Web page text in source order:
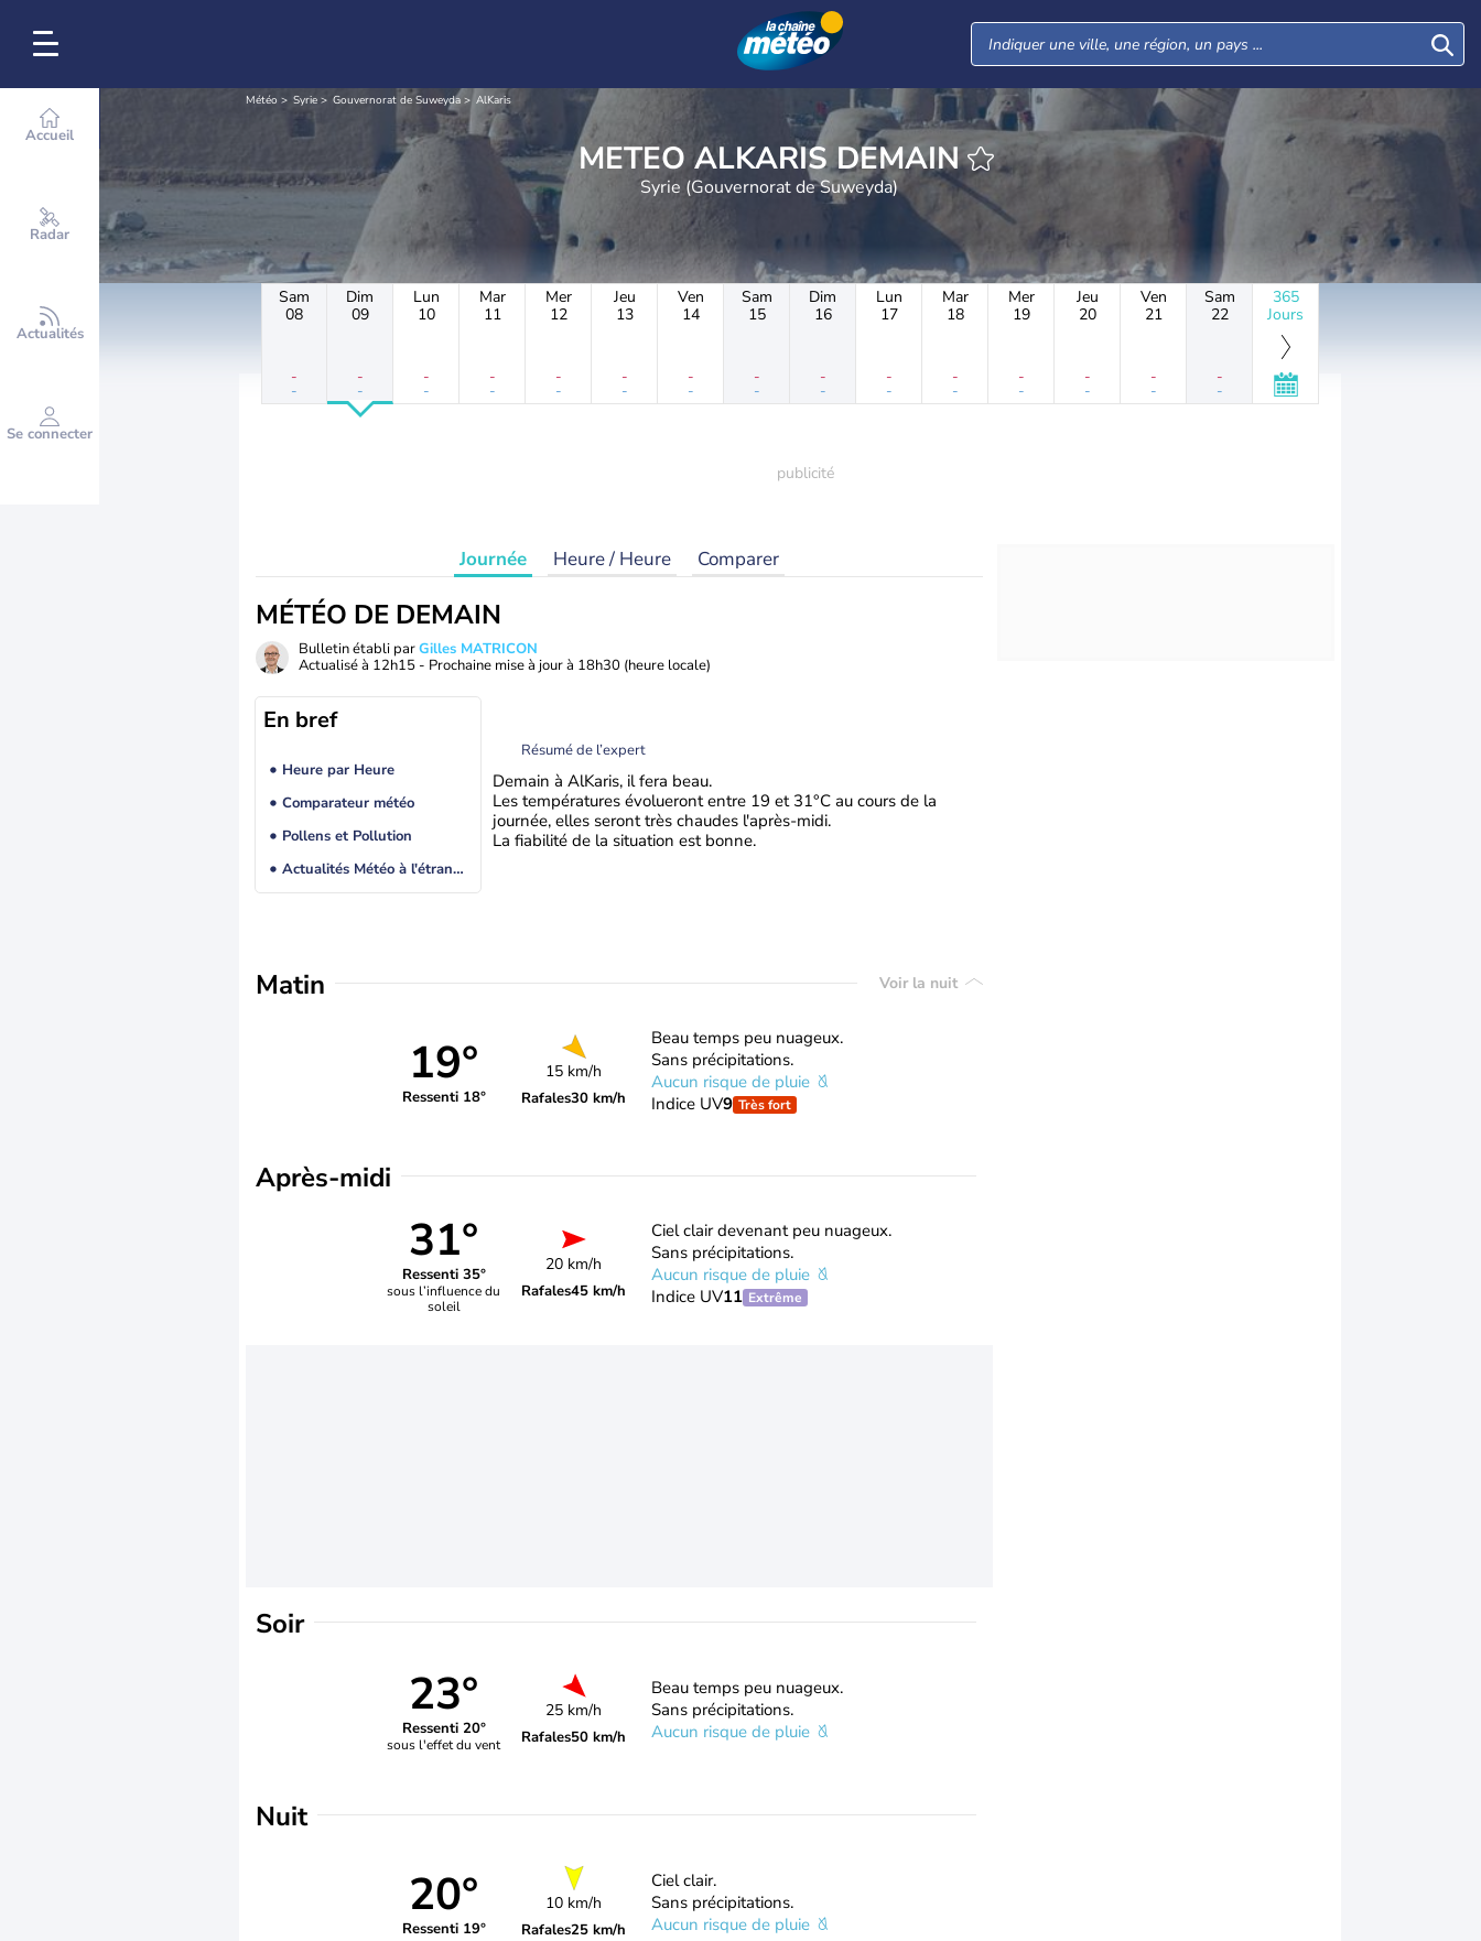
Accueil
Radar
Actualités
Se connecter
Météo Syrie Gouvernorat de Suweyda AlKaris
METEO ALKARIS DEMAIN
Syrie (Gouvernorat de Suweyda)
Sam
08
-
-
Dim
09
-
-
Lun
10
-
-
Mar
11
-
-
Mer
12
-
-
Jeu
13
-
-
Ven
14
-
-
Sam
15
-
-
Dim
16
-
-
Lun
17
-
-
Mar
18
-
-
Mer
19
-
-
Jeu
20
-
-
Ven
21
-
-
Sam
22
-
-
365
Jours
Journée Heure / Heure Comparer
MÉTÉO DE DEMAIN
Bulletin établi parGilles MATRICON
Actualisé à 12h15 - Prochaine mise à jour à 18h30 (heure locale)
En bref
Heure par Heure
Comparateur météo
Pollens et Pollution
Actualités Météo à l'étranger
Résumé de l’expert
Demain à AlKaris, il fera beau.
Les températures évolueront entre 19 et 31°C au cours de la
journée, elles seront très chaudes l'après-midi.
La fiabilité de la situation est bonne.
Matin Voir la nuit
19°
Ressenti 18°
15 km/h
Rafales30 km/h
Beau temps peu nuageux.
Sans précipitations.
Aucun risque de pluie
Indice UV9 Très fort
Après-midi
31°
Ressenti 35°
sous l’influence du
soleil
20 km/h
Rafales45 km/h
Ciel clair devenant peu nuageux.
Sans précipitations.
Aucun risque de pluie
Indice UV11 Extrême
Soir
23°
Ressenti 20°
sous l'effet du vent
25 km/h
Rafales50 km/h
Beau temps peu nuageux.
Sans précipitations.
Aucun risque de pluie
Nuit
20°
Ressenti 19°
10 km/h
Rafales25 km/h
Ciel clair.
Sans précipitations.
Aucun risque de pluie